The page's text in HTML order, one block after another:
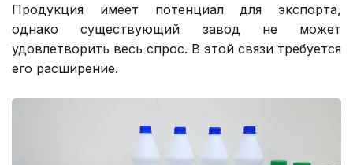
Продукция имеет потенциал для экспорта,
однако существующий завод не может
удовлетворить весь спрос. В этой связи требуется
его расширение.